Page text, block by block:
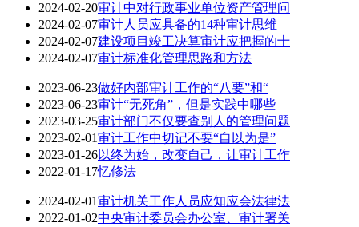
2024-02-20审计中对行政事业单位资产管理问
2024-02-07审计人员应具备的14种审计思维
2024-02-07建设项目竣工决算审计应把握的十
2024-02-07审计标准化管理思路和方法
2023-06-23做好内部审计工作的“八要”和“
2023-06-23审计“无死角”，但是实践中哪些
2023-03-25审计部门不仅要查别人的管理问题
2023-02-01审计工作中切记不要“自以为是”
2023-01-26以终为始，改变自己，让审计工作
2022-01-17忆修法
2024-02-01审计机关工作人员应知应会法律法
2022-01-02中央审计委员会办公室、审计署关